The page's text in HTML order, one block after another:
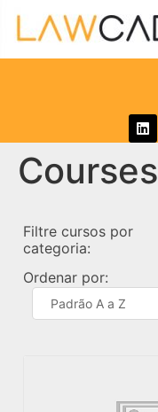
Courses
Filtre cursos por
categoria:
Ordenar por: